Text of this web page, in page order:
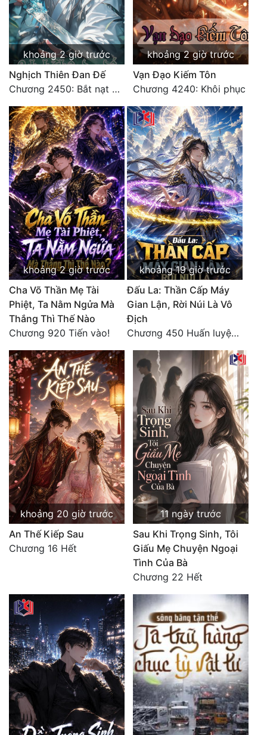
Tu Chân
Tu Tiên
Tội Phạm
Vô Địch
Võ Hiệp
Võng Du
Xuyên Không
Xuyên Nhanh
Xuyên Sách
Xuyên Thư
Điền Văn
Đô Thị
Đông Phương
Đông Phương Huyền Huyễn
Cẩu Đạo Trường Sinh
Ngự Thú
Truyện Nam
Truyện Nữ
Vô Địch Lưu
Xây Dựng Thế Lực
Đam Mỹ
Tính Cách Nhân Vật :
Cơ Trí
Sát Phạt Quyết Đoán
Vô Sỉ
Điềm Đạm
khoảng 2 giờ trước
Nghịch Thiên Đan Đế
Chương 2450: Bắt nạt kẻ thật thà
khoảng 2 giờ trước
Vạn Đạo Kiếm Tôn
Chương 4240: Khôi phục
khoảng 2 giờ trước
Cha Võ Thần Mẹ Tài
Phiệt, Ta Nằm Ngửa Mà
Thắng Thì Thế Nào
Chương 920 Tiến vào!
khoảng 19 giờ trước
Đấu La: Thần Cấp Máy
Gian Lận, Rời Núi Là Vô
Địch
Chương 450 Huấn luyện thực chiến, Long Linh Cơ đối chiến bốn người Cổ Nguyệt và Vũ Lân!
khoảng 20 giờ trước
An Thế Kiếp Sau
Chương 16 Hết
11 ngày trước
Sau Khi Trọng Sinh, Tôi
Giấu Mẹ Chuyện Ngoại
Tình Của Bà
Chương 22 Hết